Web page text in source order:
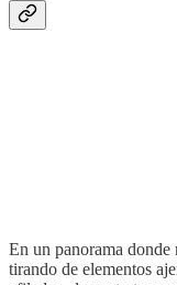
En un panorama
tirando de elementos